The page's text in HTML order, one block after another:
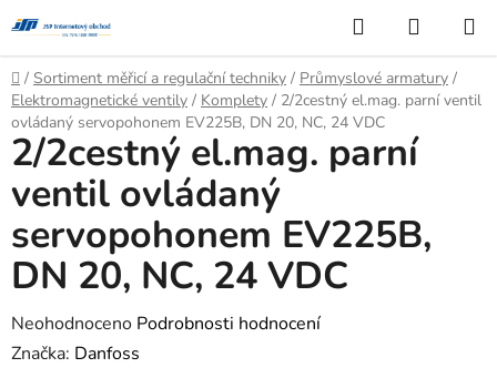
na
obsah
Hledat
KOŠÍK
Domů
/ Sortiment měřicí a regulační techniky / Průmyslové armatury /
Elektromagnetické ventily / Komplety / 2/2cestný el.mag. parní ventil
ovládaný servopohonem EV225B, DN 20, NC, 24 VDC
2/2cestný el.mag. parní
ventil ovládaný
servopohonem EV225B,
DN 20, NC, 24 VDC
Průměrné
hodnocení
Neohodnoceno Podrobnosti hodnocení
Značka: Danfoss